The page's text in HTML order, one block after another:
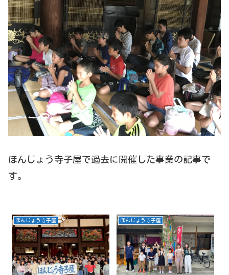
ほんじょう寺子屋で過去に開催した事業の記事で
す。
ほんじょう寺子屋 ほんじょう寺子屋